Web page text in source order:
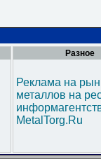
Разное
Реклама на
металлов на
MetalTorg.Ru